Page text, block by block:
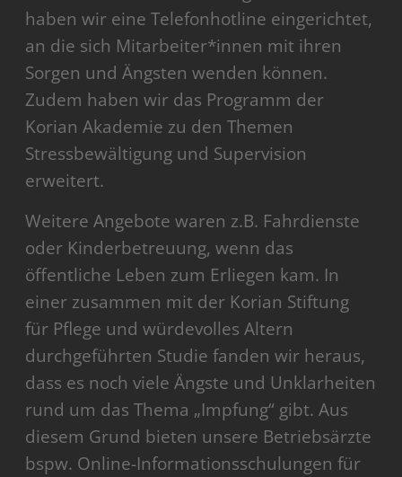
haben wir eine Telefonhotline eingerichtet,
an die sich Mitarbeiter*innen mit ihren
Sorgen und Ängsten wenden können.
Zudem haben wir das Programm der
Korian Akademie zu den Themen
Stressbewältigung und Supervision
erweitert.
Weitere Angebote waren z.B. Fahrdienste
oder Kinderbetreuung, wenn das
öffentliche Leben zum Erliegen kam. In
einer zusammen mit der Korian Stiftung
für Pflege und würdevolles Altern
durchgeführten Studie fanden wir heraus,
dass es noch viele Ängste und Unklarheiten
rund um das Thema „Impfung“ gibt. Aus
diesem Grund bieten unsere Betriebsärzte
bspw. Online-Informationsschulungen für